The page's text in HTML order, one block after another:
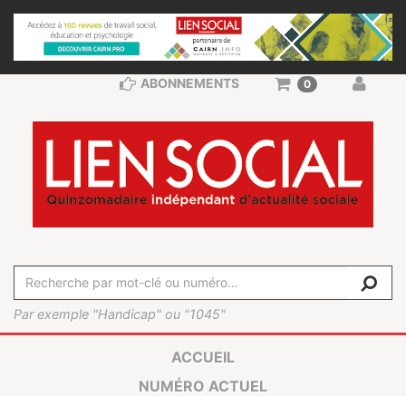
Par exemple "Handicap" ou "1045"
ABONNEMENTS 0
ACCUEIL
NUMÉRO ACTUEL